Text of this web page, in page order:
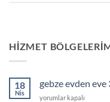
HIZMET
18
Nis
gebze evden
gebze
yorumlar kapalı